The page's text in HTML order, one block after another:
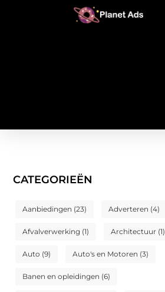
CATEGORIEËN
Aanbiedingen (23) Adverteren (4)
Afvalverwerking (1) Architectuur (1)
Auto (9) Auto's en Motoren (3)
Banen en opleidingen (6)